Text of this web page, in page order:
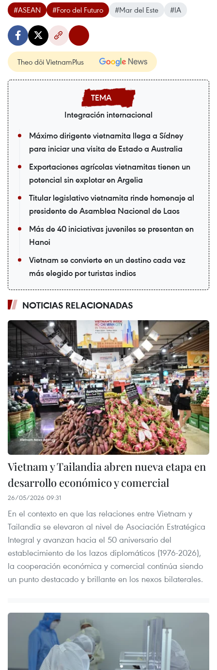
#ASEAN #Foro del Futuro #Mar del Este #IA
Theo dõi VietnamPlus
Integración internacional
Máximo dirigente vietnamita llega a Sídney
para iniciar una visita de Estado a Australia
Exportaciones agrícolas vietnamitas tienen un
potencial sin explotar en Argelia
Titular legislativo vietnamita rinde homenaje al
presidente de Asamblea Nacional de Laos
Más de 40 iniciativas juveniles se presentan en
Hanoi
Vietnam se convierte en un destino cada vez
más elegido por turistas indios
NOTICIAS RELACIONADAS
Vietnam y Tailandia abren nueva etapa en
desarrollo económico y comercial
26/05/2026 09:31
En el contexto en que las relaciones entre Vietnam y
Tailandia se elevaron al nivel de Asociación Estratégica
Integral y avanzan hacia el 50 aniversario del
establecimiento de los lazos diplomáticos (1976-2026),
la cooperación económica y comercial continúa siendo
un punto destacado y brillante en los nexos bilaterales.